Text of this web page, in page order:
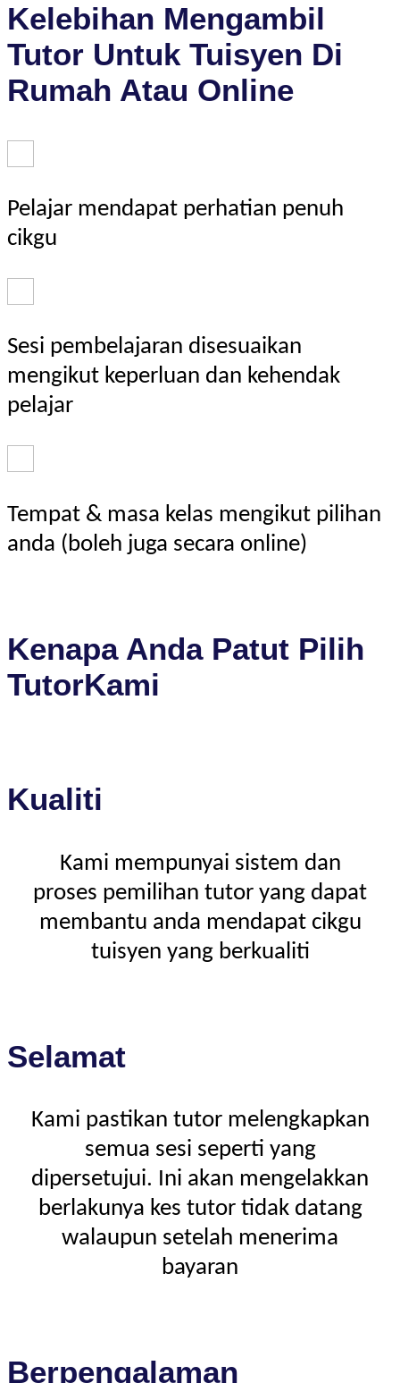
Kelebihan Mengambil
Tutor Untuk Tuisyen Di
Rumah Atau Online
Pelajar mendapat perhatian penuh
cikgu
Sesi pembelajaran disesuaikan
mengikut keperluan dan kehendak
pelajar
Tempat & masa kelas mengikut pilihan
anda (boleh juga secara online)
Kenapa Anda Patut Pilih
TutorKami
Kualiti
Kami mempunyai sistem dan
proses pemilihan tutor yang dapat
membantu anda mendapat cikgu
tuisyen yang berkualiti
Selamat
Kami pastikan tutor melengkapkan
semua sesi seperti yang
dipersetujui. Ini akan mengelakkan
berlakunya kes tutor tidak datang
walaupun setelah menerima
bayaran
Berpengalaman